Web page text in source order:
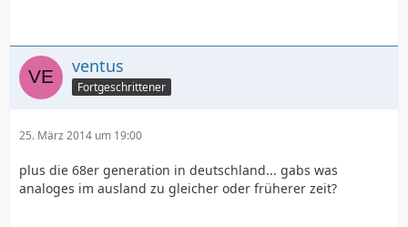
ventus
Fortgeschrittener
25. März 2014 um 19:00
plus die 68er generation in deutschland... gabs was
analoges im ausland zu gleicher oder früherer zeit?